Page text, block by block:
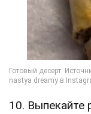
10. Выпекайте